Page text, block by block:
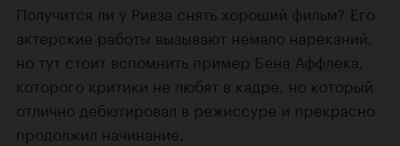
Получится ли у Ривза снять хороший фильм? Его
актерские работы вызывают немало нареканий,
но тут стоит вспомнить пример Бена Аффлека
которого критики не любят в кадре, но который
отлично дебютировал в режиссуре и прекрасно
продолжил начинание.